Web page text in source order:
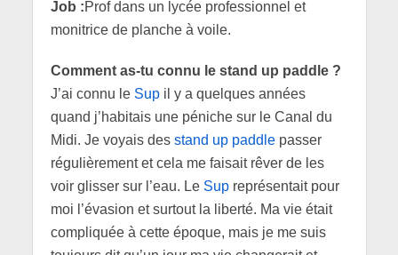
Job :Prof dans un lycée professionnel et
monitrice de planche à voile.
Comment as-tu connu le stand up paddle ?
J’ai connu le Sup il y a quelques années
quand j’habitais une péniche sur le Canal du
Midi. Je voyais des stand up paddlepasser
régulièrement et cela me faisait rêver de les
voir glisser sur l’eau. Le Sup représentait pour
moi l’évasion et surtout la liberté. Ma vie était
compliquée à cette époque, mais je me suis